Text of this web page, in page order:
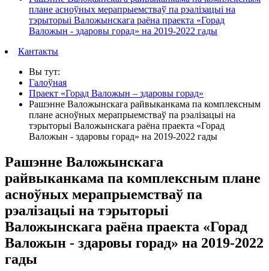
плане асноўных мерапрыемстваў па рэалізацыі на
тэрыторыі Валожынскага раёна праекта «Горад
Валожын - здаровы горад» на 2019-2022 гады
Кантакты
Вы тут:
Галоўная
Праект «Горад Валожын – здаровы горад»
Рашэнне Валожынскага райвыканкама па комплексным
плане асноўных мерапрыемстваў па рэалізацыі на
тэрыторыі Валожынскага раёна праекта «Горад
Валожын - здаровы горад» на 2019-2022 гады
Рашэнне Валожынскага
райвыканкама па комплексным плане
асноўных мерапрыемстваў па
рэалізацыі на тэрыторыі
Валожынскага раёна праекта «Горад
Валожын - здаровы горад» на 2019-2022
гады